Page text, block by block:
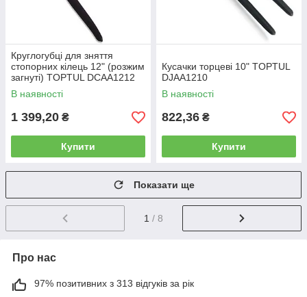
Круглогубці для зняття
стопорних кілець 12" (розжим
загнуті) TOPTUL DCAA1212
В наявності
1 399,20 ₴
Купити
Кусачки торцеві 10" TOPTUL
DJAA1210
В наявності
822,36 ₴
Купити
Показати ще
1 / 8
Про нас
97% позитивних з 313 відгуків за рік